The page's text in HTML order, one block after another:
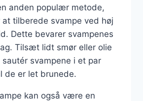
anden populær metode,
at tilberede svampe ved høj
Dette bevarer svampenes
Tilsæt lidt smør eller olie
svampene i et par
de er let brunede.
kan også være en